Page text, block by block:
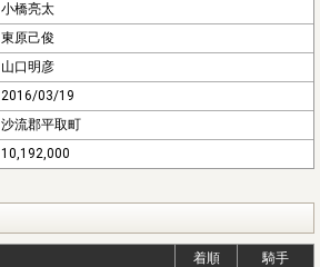
小橋亮太
東原己俊
山口明彦
2016/03/19
沙流郡平取町
10,192,000
着順 騎手